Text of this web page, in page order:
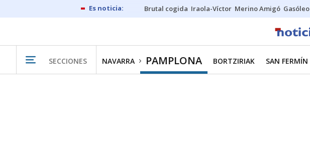
Brutal cogida Iraola-Víctor Merino Amigó Gasóleo
SECCIONES NAVARRA PAMPLONA BORTZIRIAK SAN FERMÍN